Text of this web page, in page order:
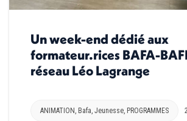
Un week-end dédié aux
formateur.rices BAFA-
réseau Léo Lagrange
ANIMATION, Bafa, Jeunesse, PROGRAMMES